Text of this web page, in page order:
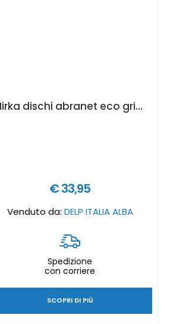
Mirka dischi abranet eco grip mm 150 p180 10pz
€ 33,95
Venduto da: DELP ITALIA ALBA
Spedizione
con corriere
SCOPRI DI PIÙ